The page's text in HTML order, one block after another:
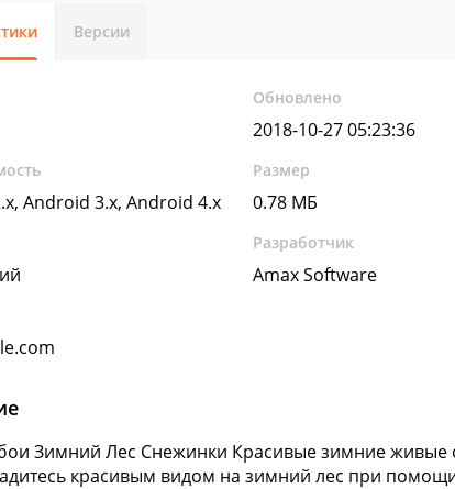
Версии
Обновлено
2018-10-27 05:23:36
Android 3.x, Android 4.x
Размер
0.78 МБ
Разработчик
Amax Software
Зимний Лес Снежинки Красивые зимние живые
красивым видом на зимний лес при